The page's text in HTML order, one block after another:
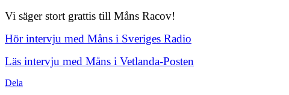
Vi säger stort grattis till Måns Racov!
Hör intervju med Måns i Sveriges Radio
Läs intervju med Måns i Vetlanda-Posten
Dela